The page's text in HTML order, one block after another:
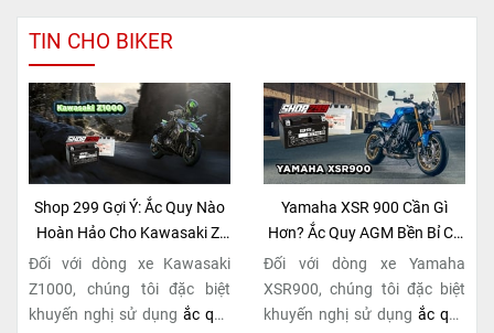
TIN CHO BIKER
Shop 299 Gợi Ý: Ắc Quy Nào
Hoàn Hảo Cho Kawasaki Z-
Series Naked Bike?
Đối với dòng xe Kawasaki
Z1000, chúng tôi đặc biệt
khuyến nghị sử dụng ắc quy
Yamaha XSR 900 Cần Gì
Hơn? Ắc Quy AGM Bền Bỉ Có
Tại Shop 299
Đối với dòng xe Yamaha
XSR900, chúng tôi đặc biệt
khuyến nghị sử dụng ắc quy